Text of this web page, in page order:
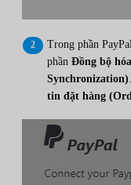
Trong phần
phần Đồng bộ
Synchronization)
tin đặt hàng